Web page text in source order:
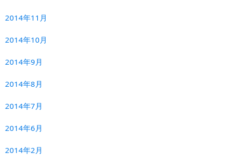
2014年11月
2014年10月
2014年9月
2014年8月
2014年7月
2014年6月
2014年2月